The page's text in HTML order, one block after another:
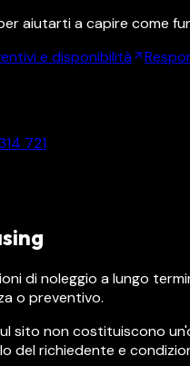
aiutarti a capire come
e disponibilità
721
di noleggio a lungo
o preventivo.
sito non costituiscono
del richiedente e